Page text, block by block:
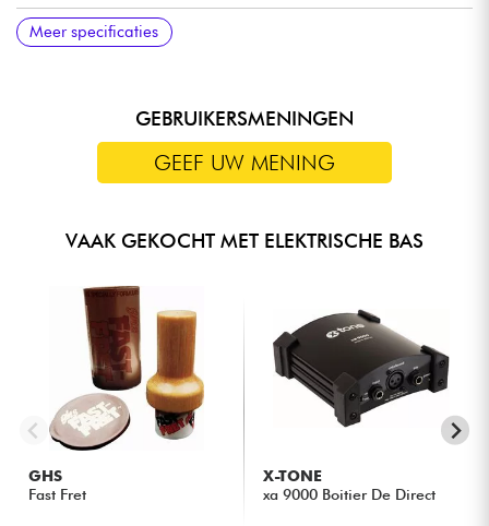
Sadowsky P-Style hals pickup
Sadowsky bromonderdrukkende J-Style brug pickup
Voorversterker Sadowsky Treble & Bass boost (true bypass
schakelaar)
Volume / Balans / Vintage Tone Control (push/pull voor
preamp bypass) / Treble & Bass (concentrische potmeters)
Sadowsky Quick String Release brug
Sadowsky Light stemmechanieken
Verkocht met Sadowsky gigbag
Meer specificaties
GEBRUIKERSMENINGEN
GEEF UW MENING
VAAK GEKOCHT MET ELEKTRISCHE BAS
GHS
Fast Fret
X-TONE
xa 9000 Boitier De Direct